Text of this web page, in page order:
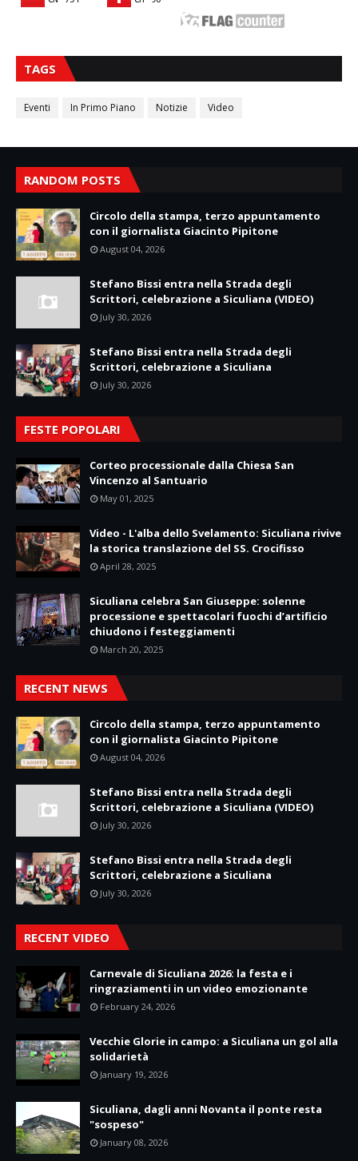
TAGS
Eventi In Primo Piano Notizie Video
RANDOM POSTS
Circolo della stampa, terzo appuntamento
con il giornalista Giacinto Pipitone
August 04, 2026
Stefano Bissi entra nella Strada degli
Scrittori, celebrazione a Siculiana (VIDEO)
July 30, 2026
Stefano Bissi entra nella Strada degli
Scrittori, celebrazione a Siculiana
July 30, 2026
FESTE POPOLARI
Corteo processionale dalla Chiesa San
Vincenzo al Santuario
May 01, 2025
Video - L'alba dello Svelamento: Siculiana rivive
la storica translazione del SS. Crocifisso
April 28, 2025
Siculiana celebra San Giuseppe: solenne
processione e spettacolari fuochi d’artificio
chiudono i festeggiamenti
March 20, 2025
RECENT NEWS
Circolo della stampa, terzo appuntamento
con il giornalista Giacinto Pipitone
August 04, 2026
Stefano Bissi entra nella Strada degli
Scrittori, celebrazione a Siculiana (VIDEO)
July 30, 2026
Stefano Bissi entra nella Strada degli
Scrittori, celebrazione a Siculiana
July 30, 2026
RECENT VIDEO
Carnevale di Siculiana 2026: la festa e i
ringraziamenti in un video emozionante
February 24, 2026
Vecchie Glorie in campo: a Siculiana un gol alla
solidarietà
January 19, 2026
Siculiana, dagli anni Novanta il ponte resta
"sospeso"
January 08, 2026